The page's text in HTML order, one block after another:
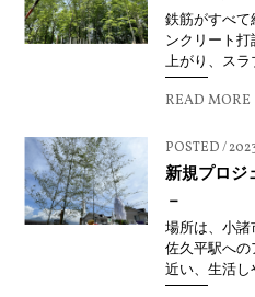
鉄筋がすべて
ンクリート
上がり、スラ
READ MORE
POSTED /
新規プロジ
－
場所は、小諸
佐久平駅への
近い、生活し